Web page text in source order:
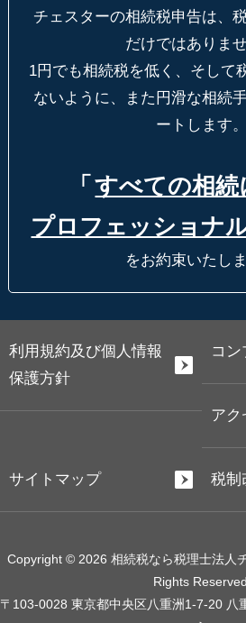
チェスターの相続税申告は、
だけではありませ
1円でも相続税を低く、そして
ないように、
また円滑な相続
ートします。
「 すべての相続
プロフェッショナ
をお約束いたしま
利用規約及び個人情報
保護方針
コ
アク
サイトマップ 税制
Copyright © 2026 相続税なら税理士法人
Rights Reserved.
〒103-0028 東京都中央区八重洲1-7-20 八